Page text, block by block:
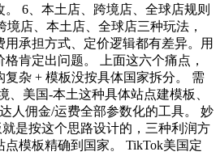
6、本土店、跨境店、全球店规则
境店、本土店、全球店三种玩法，
承担方式、定价逻辑都有差异。用
肯定出问题。 上面这六个痛点，
杂 + 模板没按具体国家拆分。 需
、美国-本土这种具体站点建模板、
人佣金/运费全部参数化的工具。 妙
是按这个思路设计的，三种利润方
模板精确到国家。 TikTok美国定